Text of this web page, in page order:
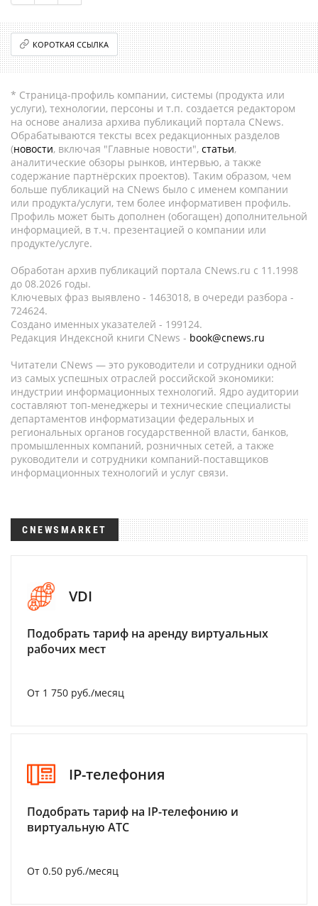
КОРОТКАЯ ССЫЛКА
* Страница-профиль компании, системы (продукта или
услуги), технологии, персоны и т.п. создается редактором
на основе анализа архива публикаций портала CNews.
Обрабатываются тексты всех редакционных разделов
(новости, включая "Главные новости", статьи,
аналитические обзоры рынков, интервью, а также
содержание партнёрских проектов). Таким образом, чем
больше публикаций на CNews было с именем компании
или продукта/услуги, тем более информативен профиль.
Профиль может быть дополнен (обогащен) дополнительной
информацией, в т.ч. презентацией о компании или
продукте/услуге.
Обработан архив публикаций портала CNews.ru c 11.1998
до 08.2026 годы.
Ключевых фраз выявлено - 1463018, в очереди разбора -
724624.
Создано именных указателей - 199124.
Редакция Индексной книги CNews - book@cnews.ru
Читатели CNews — это руководители и сотрудники одной
из самых успешных отраслей российской экономики:
индустрии информационных технологий. Ядро аудитории
составляют топ-менеджеры и технические специалисты
департаментов информатизации федеральных и
региональных органов государственной власти, банков,
промышленных компаний, розничных сетей, а также
руководители и сотрудники компаний-поставщиков
информационных технологий и услуг связи.
CNEWSMARKET
VDI
Подобрать тариф на аренду виртуальных
рабочих мест
От 1 750 руб./месяц
IP-телефония
Подобрать тариф на IP-телефонию и
виртуальную АТС
От 0.50 руб./месяц